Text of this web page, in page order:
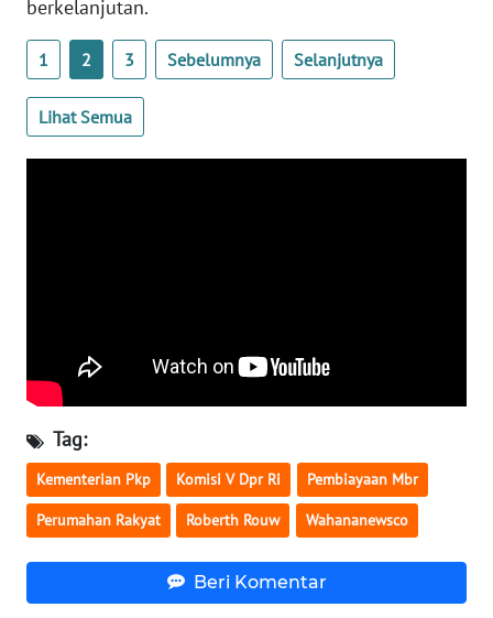
berkelanjutan.
1 2 3 Sebelumnya Selanjutnya
Lihat Semua
Tag:
Kementerian Pkp Komisi V Dpr Ri Pembiayaan Mbr
Perumahan Rakyat Roberth Rouw Wahananewsco
Beri Komentar
SULTENG
WN
SULBAR
WN
WN
LAMPUNG
WN